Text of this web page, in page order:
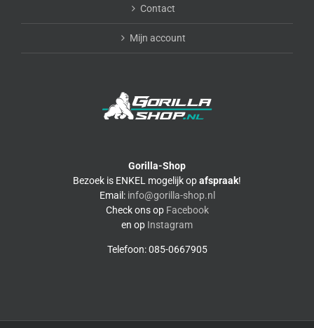
Contact
Mijn account
Gorilla-Shop
Bezoek is ENKEL mogelijk opafspraak!
Email: info@gorilla-shop.nl
Check ons op Facebook
en op Instagram
Telefoon: 085-0667905